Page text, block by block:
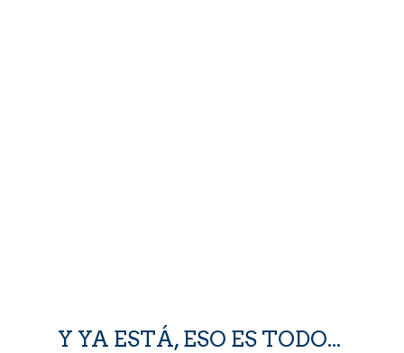
Y YA ESTÁ, ESO ES TODO...